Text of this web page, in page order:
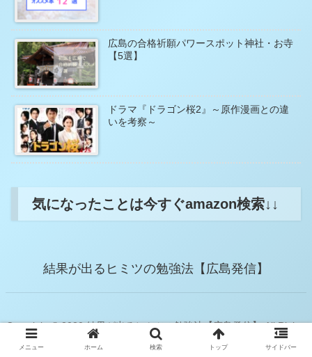
広島の合格祈願パワースポット神社・お寺
【5選】
ドラマ『ドラゴン桜2』～原作漫画との違
いを考察～
気になったことは今すぐamazon検索↓↓
結果が出るヒミツの勉強法【広島発信】
Copyright © 2020 結果が出るヒミツの勉強法【広島発信】 All Rights
Reserved.
メニュー ホーム 検索 トップ サイドバー